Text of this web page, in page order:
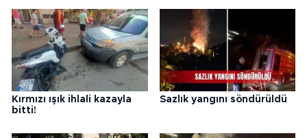
Kırmızı ışık ihlali kazayla
bitti!
Sazlık yangını söndürüldü